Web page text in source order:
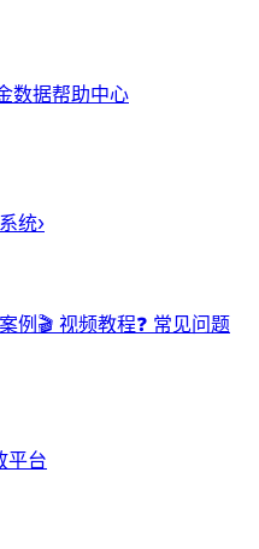
数据帮助中心
统›
例 🎬 视频教程❓ 常见问题
平台